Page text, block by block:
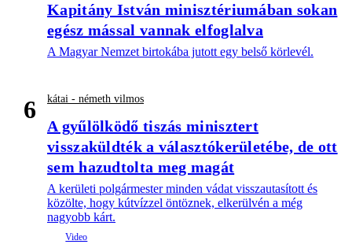
Kapitány István minisztériumában sokan
egész mással vannak elfoglalva
A Magyar Nemzet birtokába jutott egy belső körlevél.
6 kátai - németh vilmos
A gyűlölködő tiszás minisztert
visszaküldték a választókerületébe, de ott
sem hazudtolta meg magát
A kerületi polgármester minden vádat visszautasított és
közölte, hogy kútvízzel öntöznek, elkerülvén a még
nagyobb kárt.